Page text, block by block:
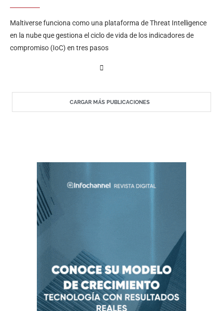
Maltiverse funciona como una plataforma de Threat Intelligence
en la nube que gestiona el ciclo de vida de los indicadores de
compromiso (IoC) en tres pasos
CARGAR MÁS PUBLICACIONES